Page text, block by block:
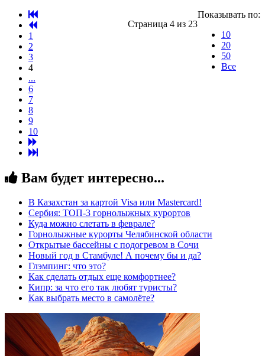
Показывать по:
10
20
50
Все
Страница 4 из 23
1
2
3
4
...
6
7
8
9
10
Вам будет интересно...
В Казахстан за картой Visa или Masterсard!
Сербия: ТОП-3 горнолыжных курортов
Куда можно слетать в феврале?
Горнолыжные курорты Челябинской области
Открытые бассейны с подогревом в Сочи
Новый год в Стамбуле! А почему бы и да?
Глэмпинг: что это?
Как сделать отдых еще комфортнее?
Кипр: за что его так любят туристы?
Как выбрать место в самолёте?